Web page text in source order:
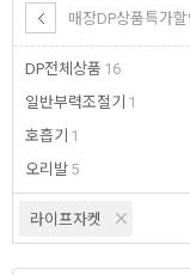
매장DP상품특가할
DP전체상품 16
일반부력조절기 1
호흡기 1
오리발 5
라이프자켓